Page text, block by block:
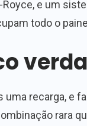
e um
todo o
recarga, e
rara